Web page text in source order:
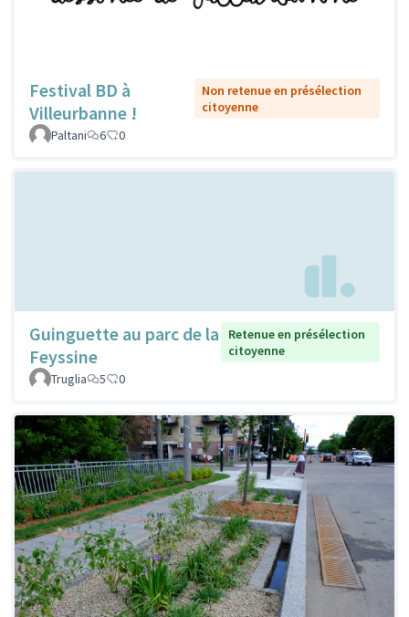
Festival BD à
Villeurbanne !
Non retenue en présélection
citoyenne
Paltani
6 0
Guinguette au parc de la
Feyssine
Retenue en présélection
citoyenne
Truglia
5 0